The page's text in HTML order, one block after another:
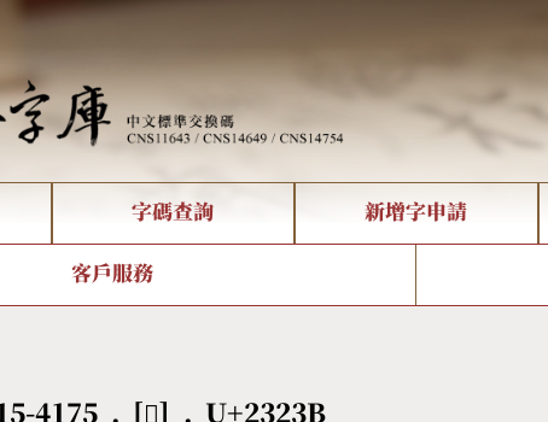
全字庫現況
字碼查詢
部件查詢
拼音查詢
新增字申請
造字解決方案
字形下載
客戶服務
4175 , [𣈻] , U+2323B